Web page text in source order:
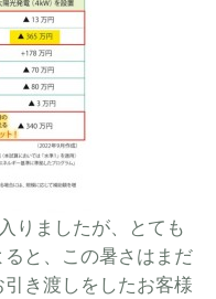
りましたが、とても
と、この暑さはまだ
き渡しをしたお客様